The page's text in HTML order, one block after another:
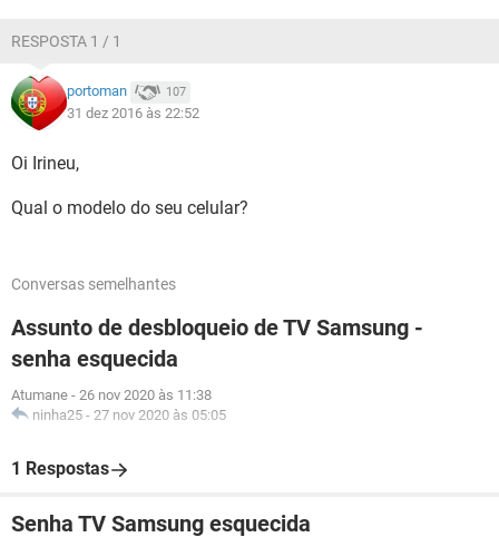
RESPOSTA 1 / 1
portoman 107
31 dez 2016 às 22:52
Oi Irineu,
Qual o modelo do seu celular?
Conversas semelhantes
Assunto de desbloqueio de TV Samsung -
senha esquecida
Atumane - 26 nov 2020 às 11:38
ninha25 - 27 nov 2020 às 05:05
1 Respostas
Senha TV Samsung esquecida